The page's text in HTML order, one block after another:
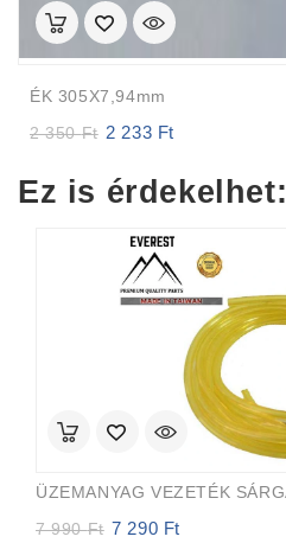
ÉK 305X7,94mm
2 350Ft Original
2
2 233 Ft
2
Ez is érdekelhet:
7 990Ft Original
7 290 Ft